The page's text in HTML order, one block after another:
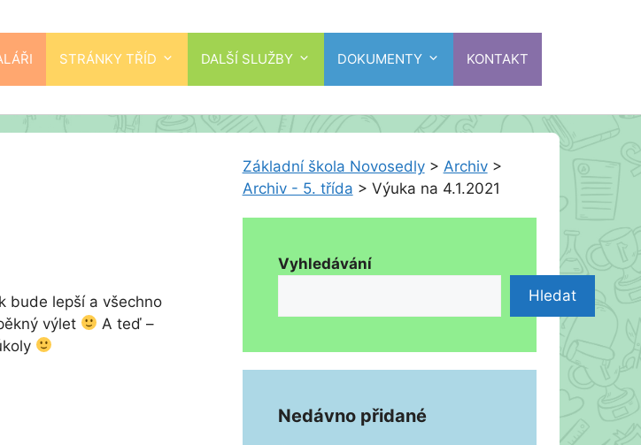
STRÁNKY TŘÍD DALŠÍ SLUŽBY DOKUMENTY KONTAKT
bude lepší a všechno
výlet
A teď –
Základní škola Novosedly> Archiv>
Archiv - 5. třída > Výuka na 4.1.2021
Vyhledávání
Hledat
Nedávno přidané